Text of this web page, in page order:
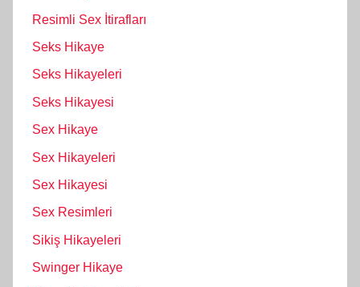
Resimli Sex İtirafları
Seks Hikaye
Seks Hikayeleri
Seks Hikayesi
Sex Hikaye
Sex Hikayeleri
Sex Hikayesi
Sex Resimleri
Sikiş Hikayeleri
Swinger Hikaye